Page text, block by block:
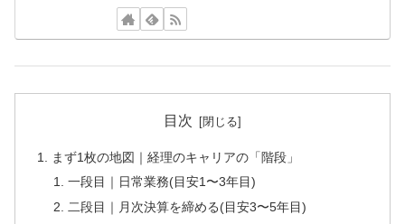
目次
まず1枚の地図｜経理のキャリアの「階段」
一段目｜日常業務(目安1〜3年目)
二段目｜月次決算を締める(目安3〜5年目)